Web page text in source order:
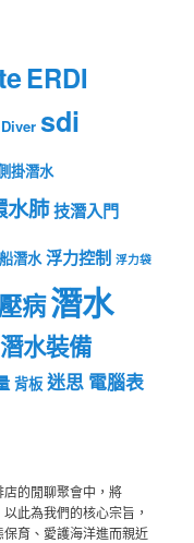
ERDI
sdi
掛潛水
水肺技潛入門
潛水 浮力控制 浮力袋
病潛水
潛水裝備
背板 迷思 電腦表
的閒聊聚會中，將
此為我們的核心宗旨，
育、愛護海洋進而親近